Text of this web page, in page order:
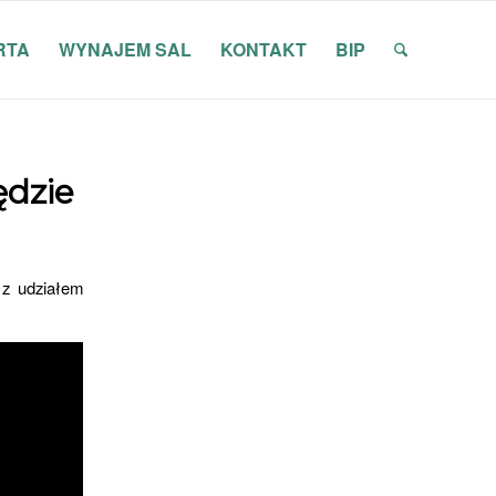
WYNAJEM SAL KONTAKT BIP
udziałem